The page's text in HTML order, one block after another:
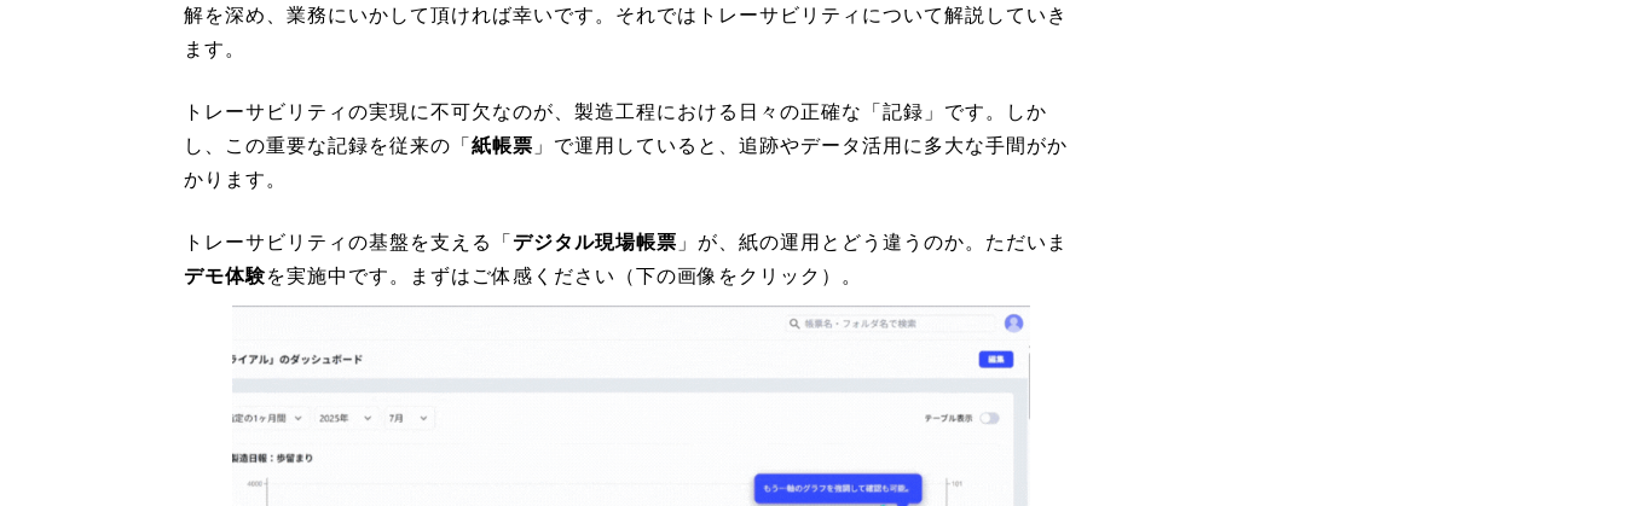
解を深め、業務にいかして頂ければ幸いです。それではトレーサビリティについて解説していき
ます。
トレーサビリティの実現に不可欠なのが、製造工程における日々の正確な「記録」です。しか
し、この重要な記録を従来の「 紙帳票 」で運用していると、追跡やデータ活用に多大な手間がか
かります。
トレーサビリティの基盤を支える「 デジタル現場帳票 」が、紙の運用とどう違うのか。ただいま
デモ体験を実施中です。まずはご体感ください（下の画像をクリック）。